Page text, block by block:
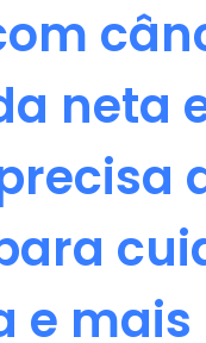
neta
e mais